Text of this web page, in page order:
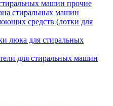
машин прочие
стиральных машин
средств (лотки для
люка для стиральных
для стиральных машин